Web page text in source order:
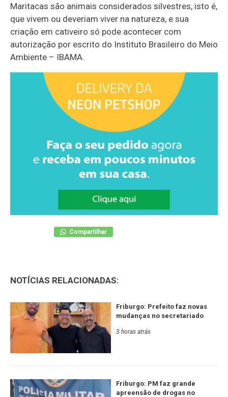
Maritacas são animais considerados silvestres, isto é,
que vivem ou deveriam viver na natureza, e sua
criação em cativeiro só pode acontecer com
autorização por escrito do Instituto Brasileiro do Meio
Ambiente – IBAMA.
Compartilhar
NOTÍCIAS RELACIONADAS:
Friburgo: Prefeito faz novas
mudanças no secretariado
3 horas atrás
Friburgo: PM faz grande
apreensão de drogas no